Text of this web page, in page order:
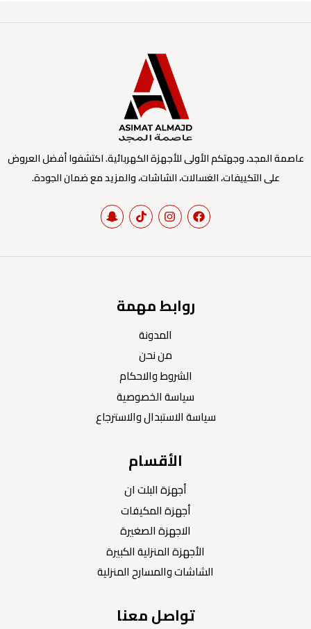
عاصمة المجد، وجهتكم الأولى للأجهزة الكهربائية. اكتشفوا أفضل العروض
على التكييفات، الغسالات، الشاشات، والمزيد مع ضمان الجودة.
روابط مهمة
المدونة
من نحن
الشروط والاحكام
سياسة الخصوصية
سياسة الاستبدال والاسترجاع
الأقسام
أجهزة البلت ان
أجهزة المكيفات
الاجهزة الصغيرة
الأجهزة المنزلية الكبيرة
الشاشات والمسارح المنزلية
تواصل معنا